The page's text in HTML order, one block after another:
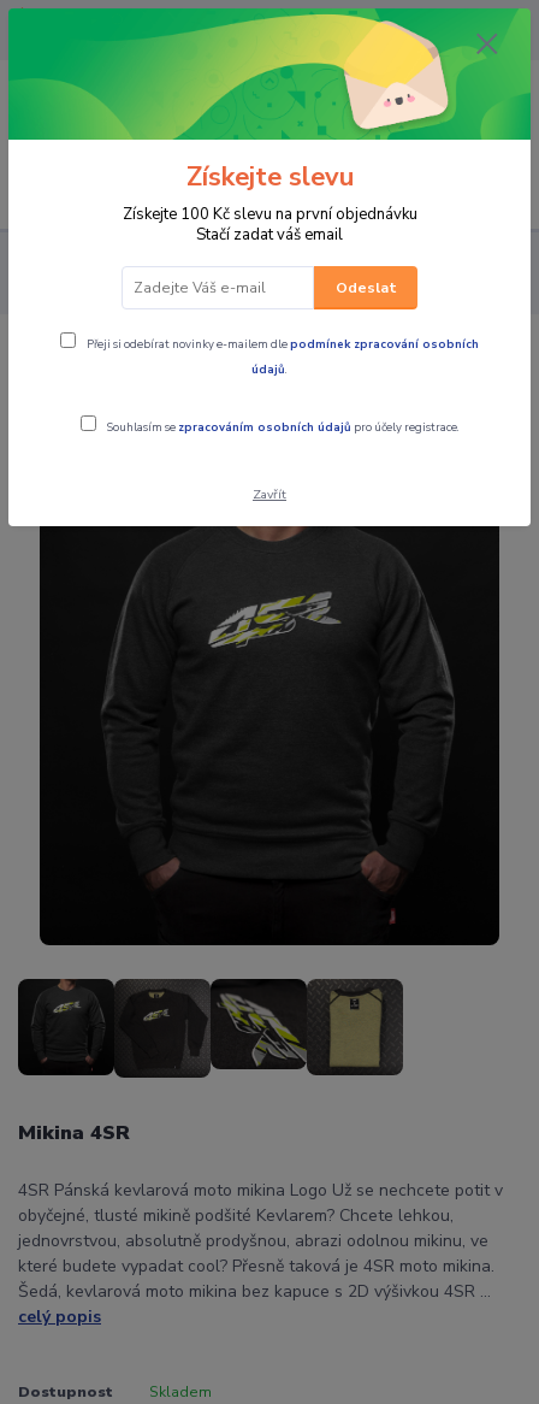
OPAVA 733537099/HLUČÍN
734541648/OLOMOUC 734593593
0,00 CZK
PRO JEZDCE VOLNÝ ČAS Pánské mikiny
4SR Pánská
kevlarová moto mikina CAMO YELLOW
4SR Pánská kevlarová moto mikina
Mikina 4SR
4SR Pánská kevlarová moto mikina Logo Už se nechcete potit v
obyčejné, tlusté mikině podšité Kevlarem? Chcete lehkou,
jednovrstvou, absolutně prodyšnou, abrazi odolnou mikinu, ve
které budete vypadat cool? Přesně taková je 4SR moto mikina.
Šedá, kevlarová moto mikina bez kapuce s 2D výšivkou 4SR ...
celý popis
Dostupnost Skladem
Získejte slevu
Získejte 100 Kč slevu na první objednávku
Stačí zadat váš email
Odeslat
Přeji si odebírat novinky e-mailem dlepodmínek zpracování osobních
údajů.
Souhlasím se zpracováním osobních údajů pro účely registrace.
Zavřít